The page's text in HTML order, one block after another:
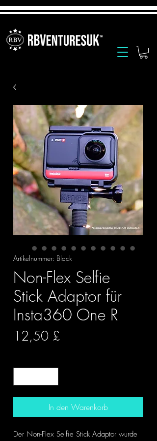
Artikelnummer: Black
Non-Flex Selfie
Stick Adaptor für
Insta360 One R
12,50 £
In den Warenkorb
Der Non-Flex Selfie Stick Adaptor wurde